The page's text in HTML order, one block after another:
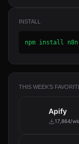
INSTALL
npm install
THIS WEEK'S
Apify
17,864/wk